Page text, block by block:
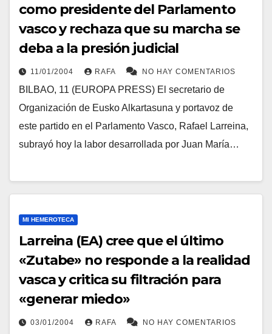
como presidente del Parlamento
vasco y rechaza que su marcha se
deba a la presión judicial
11/01/2004 RAFA NO HAY COMENTARIOS
BILBAO, 11 (EUROPA PRESS) El secretario de
Organización de Eusko Alkartasuna y portavoz de
este partido en el Parlamento Vasco, Rafael Larreina,
subrayó hoy la labor desarrollada por Juan Marí­a…
MI HEMEROTECA
Larreina (EA) cree que el último
«Zutabe» no responde a la realidad
vasca y critica su filtración para
«generar miedo»
03/01/2004 RAFA NO HAY COMENTARIOS